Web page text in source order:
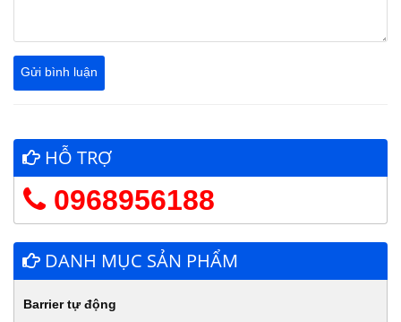
HỖ TRỢ
0968956188
DANH MỤC SẢN PHẨM
Barrier tự động